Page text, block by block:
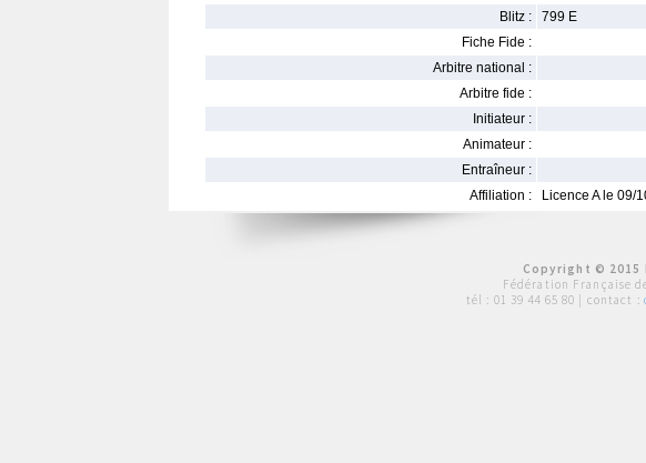
Blitz :
799 E
Fiche Fide :
Arbitre national :
Arbitre fide :
Initiateur :
Animateur :
Entraîneur :
Affiliation :
Licence A le 09/
Copyright © 2015
Fédération Française
tél : 01 39 44 65 80 | contact :